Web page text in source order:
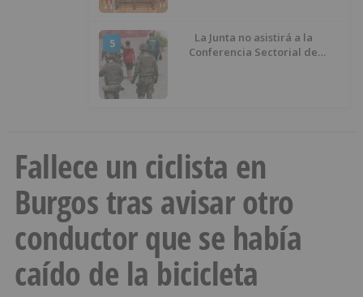
5
La Junta no asistirá a la
Conferencia Sectorial de
Fallece un ciclista en
Burgos tras avisar otro
conductor que se había
caído de la bicicleta